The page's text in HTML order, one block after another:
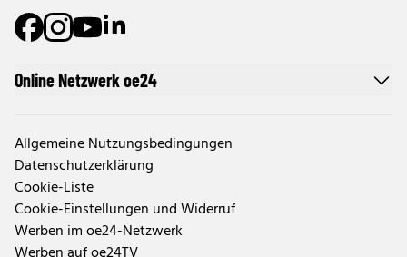
Online Netzwerk oe24
Allgemeine Nutzungsbedingungen
Datenschutzerklärung
Cookie-Liste
Cookie-Einstellungen und Widerruf
Werben im oe24-Netzwerk